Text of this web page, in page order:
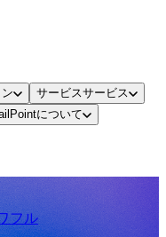
サービスサービス
について
フル